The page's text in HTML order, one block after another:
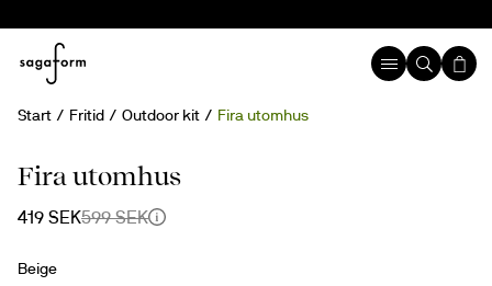
Start Fritid Outdoor kit Fira utomhus
Fira utomhus
419 SEK599 SEK
Beige